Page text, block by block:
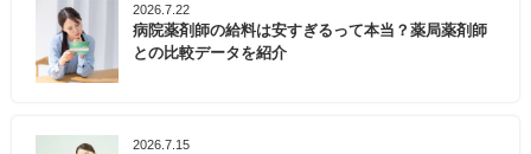
2026.7.22
病院薬剤師の給料は安すぎるって本当？薬局薬剤師
との比較データを紹介
2026.7.15